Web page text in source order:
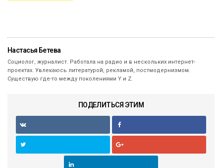
Настасья Бетева
Социолог, журналист. Работала на радио и в нескольких интернет-
проектах. Увлекаюсь литературой, рекламой, постмодернизмом.
Существую где-то между поколениями Y и Z.
ПОДЕЛИТЬСЯ ЭТИМ